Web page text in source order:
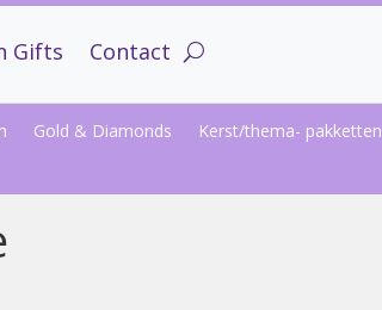
Gifts Contact
Gold & Diamonds Kerst/thema- pakketten